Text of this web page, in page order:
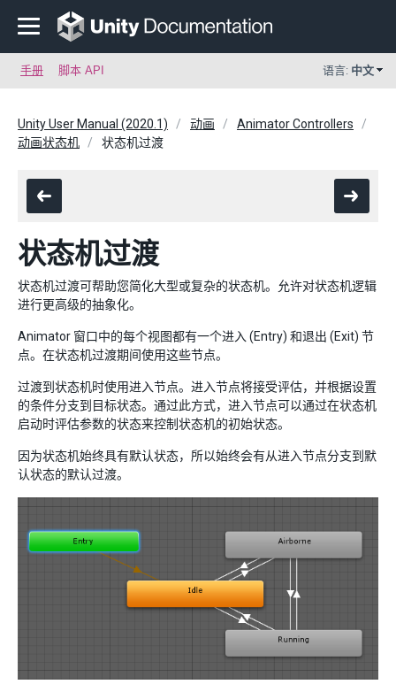
手册 脚本 API 语言: 中文
Unity User Manual (2020.1) 动画
Animator Controllers
动画状态机
状态机过渡
状态机过渡
状态机过渡可帮助您简化大型或复杂的状态机。允许对状态机逻辑
进行更高级的抽象化。
Animator 窗口中的每个视图都有一个进入 (Entry) 和退出 (Exit) 节
点。在状态机过渡期间使用这些节点。
过渡到状态机时使用进入节点。进入节点将接受评估，并根据设置
的条件分支到目标状态。通过此方式，进入节点可以通过在状态机
启动时评估参数的状态来控制状态机的初始状态。
因为状态机始终具有默认状态，所以始终会有从进入节点分支到默
认状态的默认过渡。